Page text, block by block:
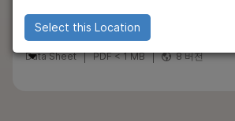
추천 링크
전체 제품 살펴보기
제품 번들
Illumina DNA Prep with Enrichment
Data Sheet PDF < 1 MB 8 버전
Select this Location